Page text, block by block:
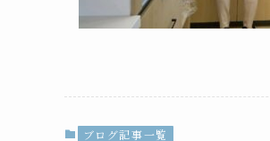
ブログ記事一覧